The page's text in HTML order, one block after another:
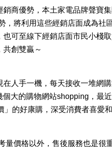
銷商優勢，本土家電品牌聲寶
，將利用這些經銷店面成為社
也可至線下經銷店面市民小棧
共創雙贏～
在人手一機，每天接收一堆網
個大的購物網站shopping，最
」的好康購，深受消費者喜愛和
量價格以外，售後服務也是很